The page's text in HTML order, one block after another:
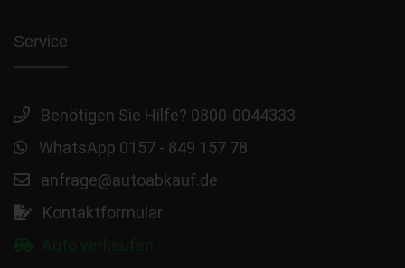
Service
Benötigen Sie Hilfe? 0800-0044333
WhatsApp 0157 - 849 157 78
anfrage@autoabkauf.de
Kontaktformular